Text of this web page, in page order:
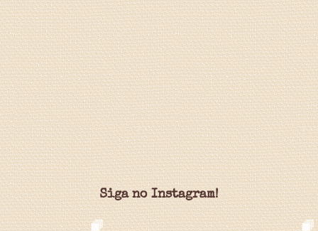
Siga no Instagram!